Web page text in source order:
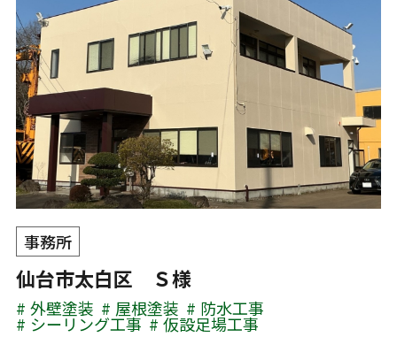
事務所
仙台市太白区 Ｓ様
外壁塗装 屋根塗装 防水工事
シーリング工事
仮設足場工事